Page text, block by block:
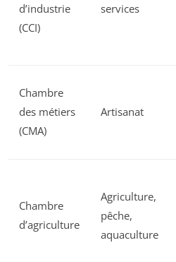
d’industrie
(CCI)
services
Chambre
des métiers
(CMA)
Artisanat
Chambre
d’agriculture
Agriculture,
pêche,
aquaculture